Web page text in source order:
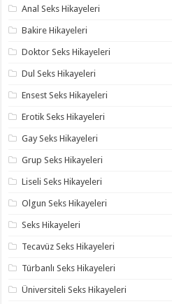
Anal Seks Hikayeleri
Bakire Hikayeleri
Doktor Seks Hikayeleri
Dul Seks Hikayeleri
Ensest Seks Hikayeleri
Erotik Seks Hikayeleri
Gay Seks Hikayeleri
Grup Seks Hikayeleri
Liseli Seks Hikayeleri
Olgun Seks Hikayeleri
Seks Hikayeleri
Tecavüz Seks Hikayeleri
Türbanlı Seks Hikayeleri
Üniversiteli Seks Hikayeleri